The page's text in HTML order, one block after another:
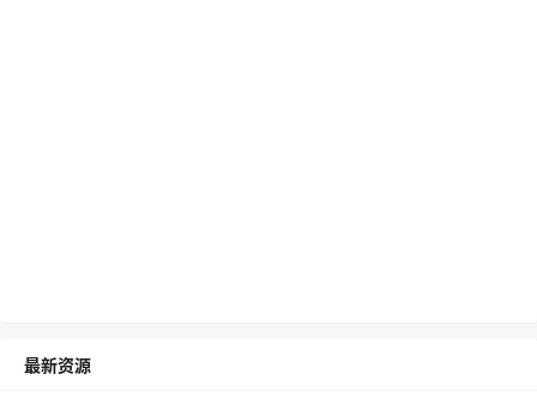
最新资源